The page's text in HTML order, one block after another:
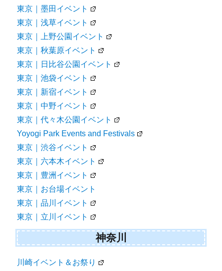
東京｜墨田イベント
東京｜浅草イベント
東京｜上野公園イベント
東京｜秋葉原イベント
東京｜日比谷公園イベント
東京｜池袋イベント
東京｜新宿イベント
東京｜中野イベント
東京｜代々木公園イベント
Yoyogi Park Events and Festivals
東京｜渋谷イベント
東京｜六本木イベント
東京｜豊洲イベント
東京｜お台場イベント
東京｜品川イベント
東京｜立川イベント
神奈川
川崎イベント＆お祭り